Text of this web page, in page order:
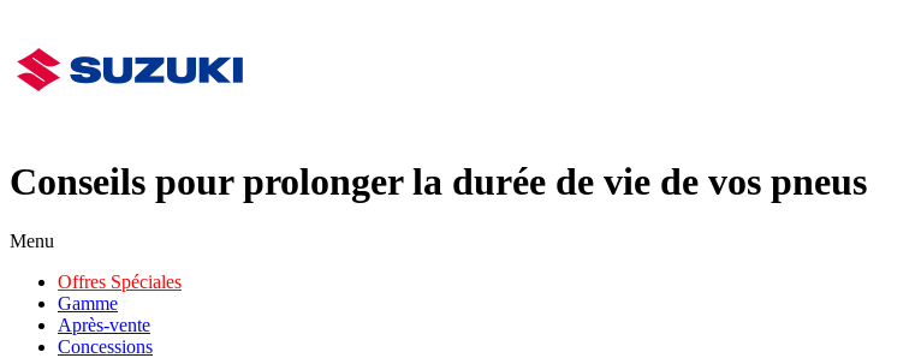
Conseils pour prolonger la durée de vie de vos pneus
Menu
Offres Spéciales
Gamme
Après-vente
Concessions